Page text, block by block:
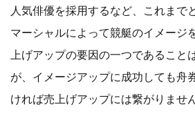
人気俳優を採用するなど、これまで
マーシャルによって競艇のイメージ
上げアップの要因の一つであること
が、イメージアップに成功しても舟
ければ売上げアップには繋がりません